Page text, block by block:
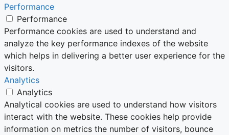
Performance
Performance
Performance cookies are used to understand and
analyze the key performance indexes of the website
which helps in delivering a better user experience for the
visitors.
Analytics
Analytics
Analytical cookies are used to understand how visitors
interact with the website. These cookies help provide
information on metrics the number of visitors, bounce